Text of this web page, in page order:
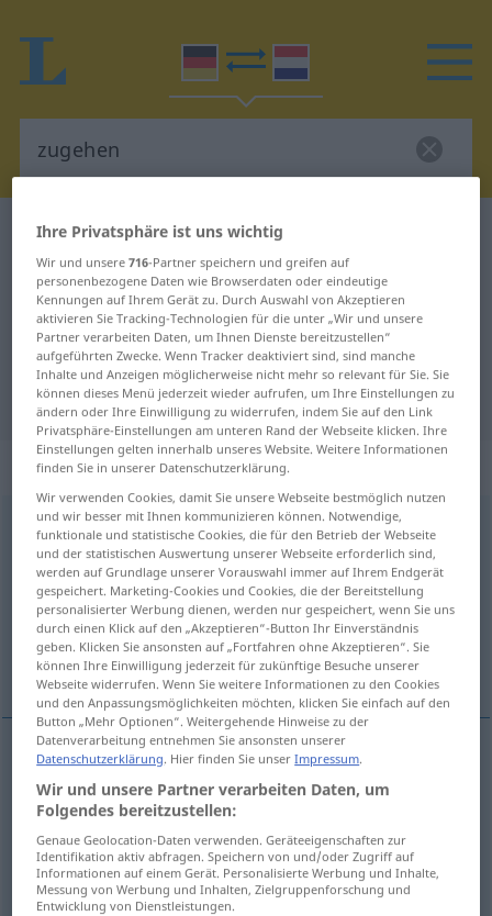
Deutsch-Niederländisch Wörterbuch
Deutsch-Niederländisch
Übersetzung für "zugehen"
"zugehen" Niederländisch
Übersetzung
„zugehen“
zugehen
Übersicht aller Übersetzungen
(Für mehr Details die Übersetzung anklicken/antippen)
toegaan, dichtgaan, toekomen, gebeuren,
gaan
toegaan zugehen a. geschehen
dichtgaan zugehen
toekomen zugehenüberbracht werden
Ihre Privatsphäre ist uns wichtig
Wir und unsere716-Partner speichern und greifen auf
personenbezogene Daten wie Browserdaten oder eindeutige
Kennungen auf Ihrem Gerät zu. Durch Auswahl von Akzeptieren
aktivieren Sie Tracking-Technologien für die unter „Wir und unsere
Partner verarbeiten Daten, um Ihnen Dienste bereitzustellen“
aufgeführten Zwecke. Wenn Tracker deaktiviert sind, sind manche
Inhalte und Anzeigen möglicherweise nicht mehr so relevant für Sie. Sie
können dieses Menü jederzeit wieder aufrufen, um Ihre Einstellungen zu
ändern oder Ihre Einwilligung zu widerrufen, indem Sie auf den Link
Privatsphäre-Einstellungen am unteren Rand der Webseite klicken. Ihre
Einstellungen gelten innerhalb unseres Website. Weitere Informationen
finden Sie in unserer Datenschutzerklärung.
Wir verwenden Cookies, damit Sie unsere Webseite bestmöglich nutzen
und wir besser mit Ihnen kommunizieren können. Notwendige,
funktionale und statistische Cookies, die für den Betrieb der Webseite
und der statistischen Auswertung unserer Webseite erforderlich sind,
werden auf Grundlage unserer Vorauswahl immer auf Ihrem Endgerät
gespeichert. Marketing-Cookies und Cookies, die der Bereitstellung
personalisierter Werbung dienen, werden nur gespeichert, wenn Sie uns
durch einen Klick auf den „Akzeptieren“-Button Ihr Einverständnis
geben. Klicken Sie ansonsten auf „Fortfahren ohne Akzeptieren“. Sie
können Ihre Einwilligung jederzeit für zukünftige Besuche unserer
Webseite widerrufen. Wenn Sie weitere Informationen zu den Cookies
und den Anpassungsmöglichkeiten möchten, klicken Sie einfach auf den
Button „Mehr Optionen“. Weitergehende Hinweise zu der
Datenverarbeitung entnehmen Sie ansonsten unserer
Datenschutzerklärung. Hier finden Sie unserImpressum.
Wir und unsere Partner verarbeiten Daten, um
Folgendes bereitzustellen:
Genaue Geolocation-Daten verwenden. Geräteeigenschaften zur
Identifikation aktiv abfragen. Speichern von und/oder Zugriff auf
Informationen auf einem Gerät. Personalisierte Werbung und Inhalte,
Messung von Werbung und Inhalten, Zielgruppenforschung und
Entwicklung von Dienstleistungen.